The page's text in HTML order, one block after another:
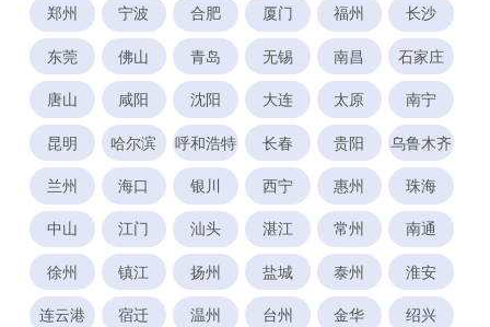
郑州 宁波 合肥 厦门 福州 长沙
东莞 佛山 青岛 无锡 南昌 石家庄
唐山 咸阳 沈阳 大连 太原 南宁
昆明 哈尔滨 呼和浩特 长春 贵阳 乌鲁木齐
兰州 海口 银川 西宁 惠州 珠海
中山 江门 汕头 湛江 常州 南通
徐州 镇江 扬州 盐城 泰州 淮安
连云港 宿迁 温州 台州 金华 绍兴